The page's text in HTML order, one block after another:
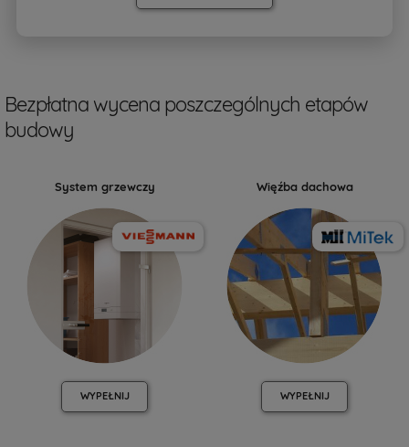
Bezpłatna wycena poszczególnych etapów
budowy
System grzewczy
WYPEŁNIJ
Więźba dachowa
WYPEŁNIJ